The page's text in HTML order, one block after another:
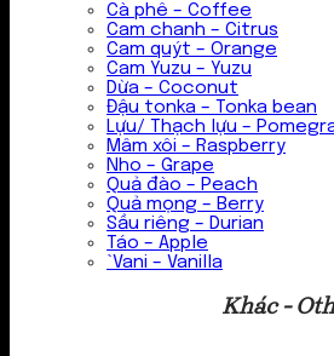
Cà phê – Coffee
Cam chanh – Citrus
Cam quýt – Orange
Cam Yuzu – Yuzu
Dừa – Coconut
Đậu tonka – Tonka bean
Lựu/ Thạch lựu –
Mâm xôi – Raspberry
Nho – Grape
Quả đào – Peach
Quả mọng – Berry
Sầu riêng – Durian
Táo – Apple
`Vani – Vanilla
Khác -